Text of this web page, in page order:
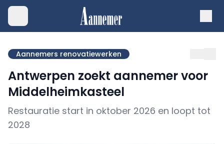
Aannemers renovatiewerken
Antwerpen zoekt aannemer voor
Middelheimkasteel
Restauratie start in oktober 2026 en loopt tot
2028